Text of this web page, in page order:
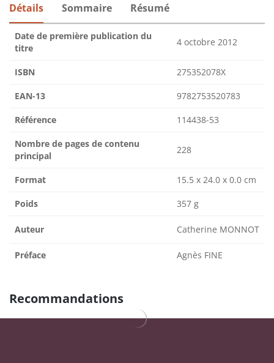
Détails Sommaire Résumé
Date de première publication du
titre
4 octobre 2012
ISBN 275352078X
EAN-13 9782753520783
Référence 114438-53
Nombre de pages de contenu
principal
228
Format 15.5 x 24.0 x 0.0 cm
Poids 357 g
Auteur Catherine MONNOT
Préface Agnès FINE
Recommandations